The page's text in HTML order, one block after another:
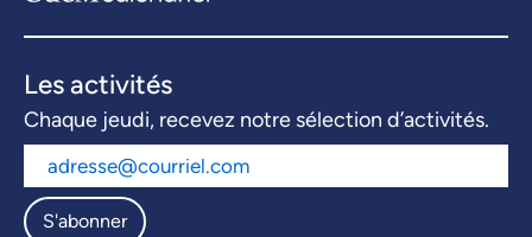
Les activités
Chaque jeudi, recevez notre sélection d’activités.
S'abonner